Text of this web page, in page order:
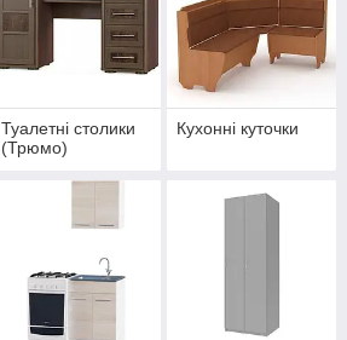
Туалетні столики
(Трюмо)
Кухонні куточки